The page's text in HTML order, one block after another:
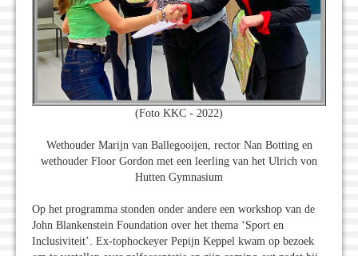
(Foto KKC - 2022)
Wethouder Marijn van Ballegooijen, rector Nan Botting en
wethouder Floor Gordon met een leerling van het Ulrich von
Hutten Gymnasium
Op het programma stonden onder andere een workshop van de
John Blankenstein Foundation over het thema ‘Sport en
Inclusiviteit’. Ex-tophockeyer Pepijn Keppel kwam op bezoek